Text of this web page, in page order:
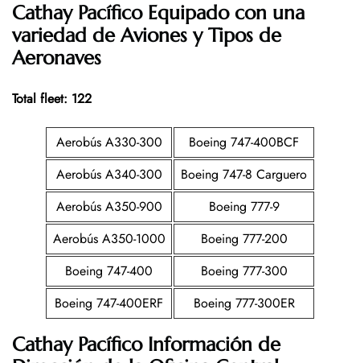
Cathay Pacífico Equipado con una
variedad de Aviones y Tipos de
Aeronaves
Total fleet: 122
Aerobús A330-300
Boeing 747-400BCF
Aerobús A340-300
Boeing 747-8 Carguero
Aerobús A350-900
Boeing 777-9
Aerobús A350-1000
Boeing 777-200
Boeing 747-400
Boeing 777-300
Boeing 747-400ERF
Boeing 777-300ER
Cathay Pacífico Información de